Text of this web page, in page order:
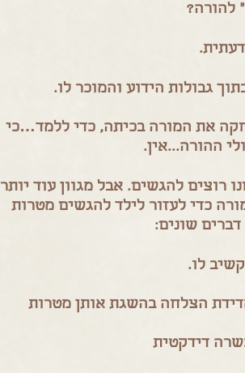
להורה?
גבולות הידוע והמוכר לו.
את המורה בכיתה, כדי ללמד…כי
ההורה...אין.
רוצים להגשים. אבל מגוון עוד יותר
כדי לעזור לילד להגשים מטרות
שונים:
לו.
הצלחה בהשגת אותן מטרות
דידקטית